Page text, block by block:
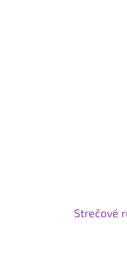
Strečové